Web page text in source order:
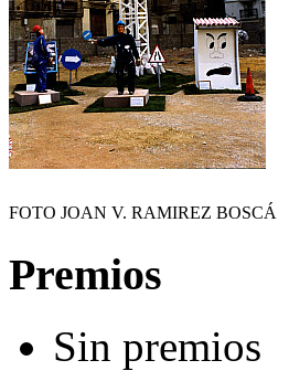
FOTO JOAN V. RAMIREZ BOSCÁ
Premios
Sin premios